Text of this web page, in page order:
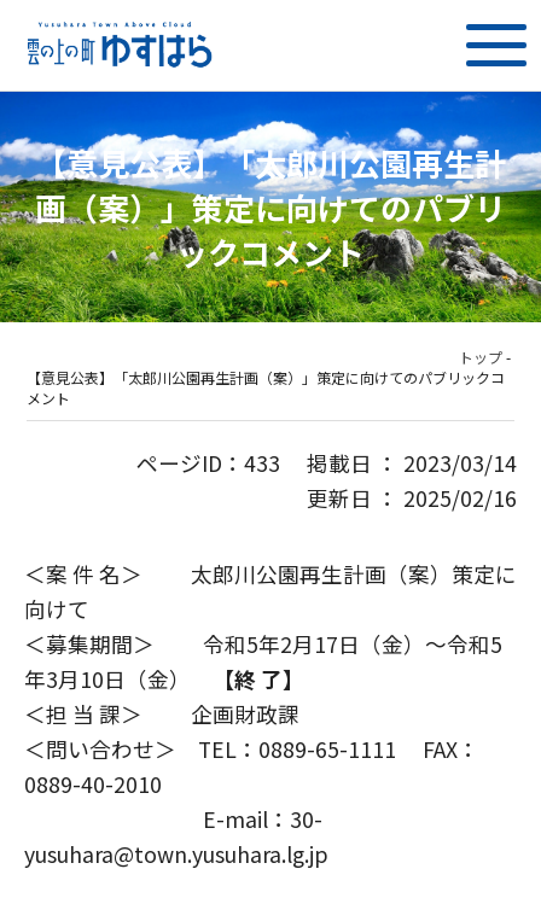
【意見公表】「太郎川公園再生計
画（案）」策定に向けてのパブリ
ックコメント
トップ-
【意見公表】「太郎川公園再生計画（案）」策定に向けてのパブリックコ
メント
ページID：433 掲載日 ： 2023/03/14
更新日 ： 2025/02/16
＜案 件 名＞ 太郎川公園再生計画（案）策定に
向けて
＜募集期間＞ 令和5年2月17日（金）～令和5
年3月10日（金）
【終 了】
＜担 当 課＞ 企画財政課
＜問い合わせ＞ TEL：0889-65-1111 FAX：
0889-40-2010
E-mail：30-
yusuhara@town.yusuhara.lg.jp